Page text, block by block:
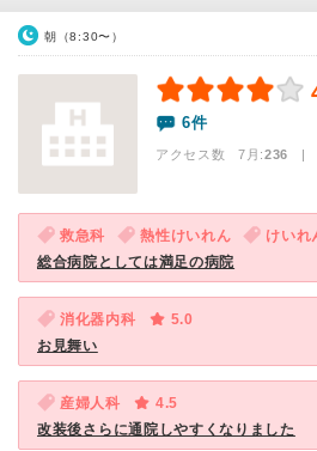
朝（8:30〜）
6件
アクセス数 7月:236 |
救急科 熱性けいれん けいれ
総合病院としては満足の病院
消化器内科
5.0
お見舞い
産婦人科
4.5
改装後さらに通院しやすくなりました